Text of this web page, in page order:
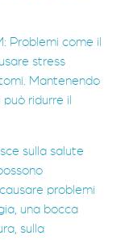
Problemi come il
stress
Mantenendo
ridurre il
sulla salute
problemi
una bocca
sulla